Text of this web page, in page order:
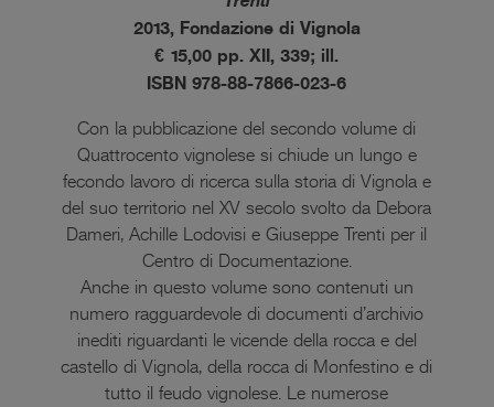
2013, Fondazione di Vignola
€ 15,00 pp. XII, 339; ill.
ISBN 978-88-7866-023-6
Con la pubblicazione del secondo volume di
Quattrocento vignolese si chiude un lungo e
fecondo lavoro di ricerca sulla storia di Vignola e
del suo territorio nel XV secolo svolto da Debora
Dameri, Achille Lodovisi e Giuseppe Trenti per il
Centro di Documentazione.
Anche in questo volume sono contenuti un
numero ragguardevole di documenti d’archivio
inediti riguardanti le vicende della rocca e del
castello di Vignola, della rocca di Monfestino e di
tutto il feudo vignolese. Le numerose